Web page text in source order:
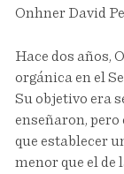
Onhner David
Hace dos años,
orgánica en el
Su objetivo era
enseñaron, pero
que establecer
menor que el de